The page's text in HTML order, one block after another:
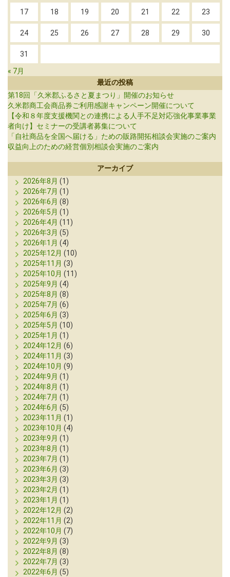
17 18 19 20 21 22 23
24 25 26 27 28 29 30
31
« 7月
最近の投稿
第18回「久米郡ふるさと夏まつり」開催のお知らせ
久米郡商工会商品券ご利用感謝キャンペーン開催について
【令和８年度支援機関との連携による人手不足対応強化事業事業
者向け】セミナーの受講者募集について
「自社商品を全国へ届ける」ための販路開拓相談会実施のご案内
収益向上のための経営個別相談会実施のご案内
アーカイブ
2026年8月 (1)
2026年7月 (1)
2026年6月 (8)
2026年5月 (1)
2026年4月 (11)
2026年3月 (5)
2026年1月 (4)
2025年12月 (10)
2025年11月 (3)
2025年10月 (11)
2025年9月 (4)
2025年8月 (8)
2025年7月 (6)
2025年6月 (3)
2025年5月 (10)
2025年1月 (1)
2024年12月 (6)
2024年11月 (3)
2024年10月 (9)
2024年9月 (1)
2024年8月 (1)
2024年7月 (1)
2024年6月 (5)
2023年11月 (1)
2023年10月 (4)
2023年9月 (1)
2023年8月 (1)
2023年7月 (1)
2023年6月 (3)
2023年3月 (3)
2023年2月 (1)
2023年1月 (1)
2022年12月 (2)
2022年11月 (2)
2022年10月 (7)
2022年9月 (3)
2022年8月 (8)
2022年7月 (3)
2022年6月 (5)